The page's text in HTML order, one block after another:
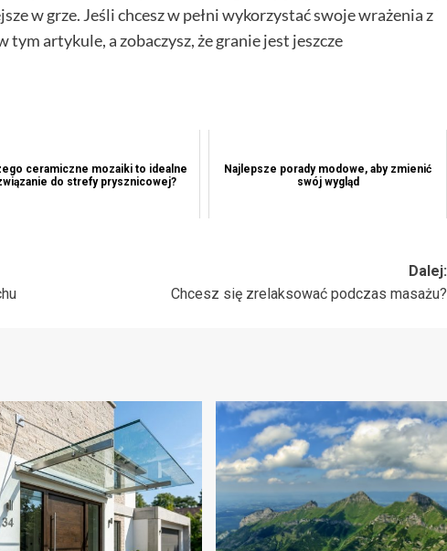
w grze. Jeśli chcesz w pełni wykorzystać swoje wrażenia z
artykule, a zobaczysz, że granie jest jeszcze
ceramiczne mozaiki to idealne
do strefy prysznicowej?
Najlepsze porady modowe, aby zmienić
swój wygląd
Dalej:
Chcesz się zrelaksować podczas masażu?